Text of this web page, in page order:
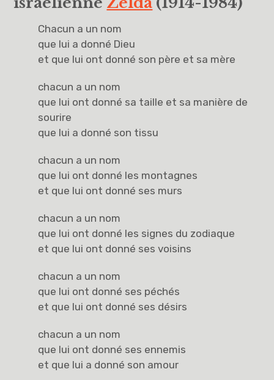
Chacun a un nom
que lui a donné Dieu
et que lui ont donné son père et sa mère
chacun a un nom
que lui ont donné sa taille et sa manière de
sourire
que lui a donné son tissu
chacun a un nom
que lui ont donné les montagnes
et que lui ont donné ses murs
chacun a un nom
que lui ont donné les signes du zodiaque
et que lui ont donné ses voisins
chacun a un nom
que lui ont donné ses péchés
et que lui ont donné ses désirs
chacun a un nom
que lui ont donné ses ennemis
et que lui a donné son amour